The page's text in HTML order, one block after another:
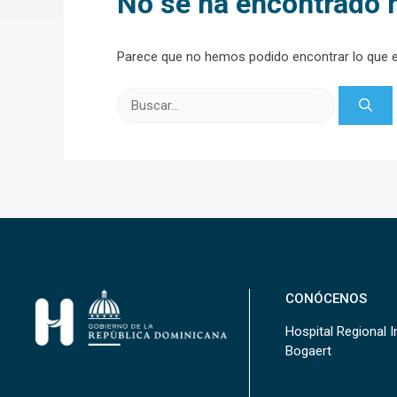
Parece que no hemos podido encontrar lo que
CONÓCENOS
Hospital Regional
Bogaert